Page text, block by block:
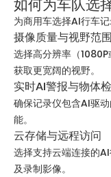
如何为车队选
为商用车选择AI行车
摄像质量与视野范围
选择高分辨率（
获取更宽阔的视野。
实时AI警报与物体
确保记录仪包含AI驱
能。
云存储与远程访问
选择支持云端连接的
及录制影像。